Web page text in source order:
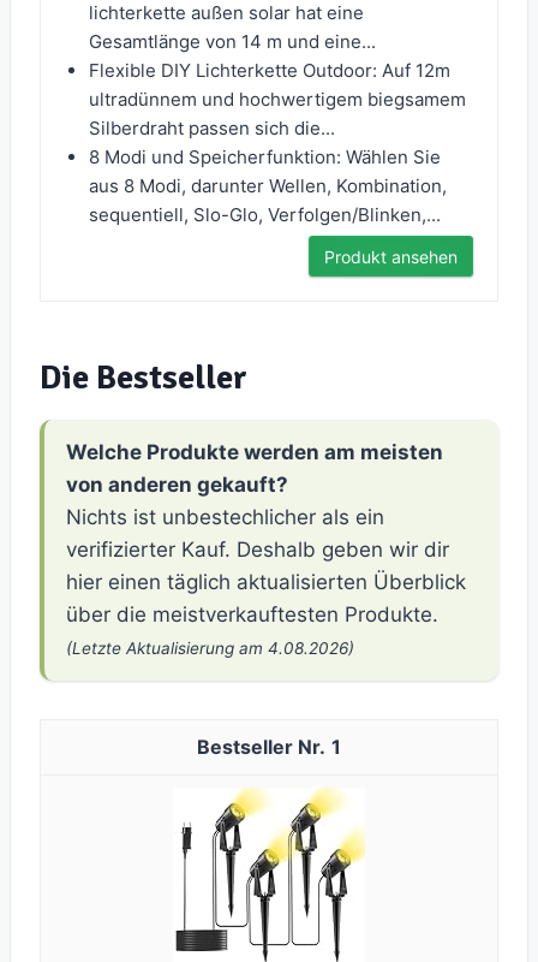
lichterkette außen solar hat eine
Gesamtlänge von 14 m und eine...
Flexible DIY Lichterkette Outdoor: Auf 12m
ultradünnem und hochwertigem biegsamem
Silberdraht passen sich die...
8 Modi und Speicherfunktion: Wählen Sie
aus 8 Modi, darunter Wellen, Kombination,
sequentiell, Slo-Glo, Verfolgen/Blinken,...
Produkt ansehen
Die Bestseller
Welche Produkte werden am meisten
von anderen gekauft?
Nichts ist unbestechlicher als ein
verifizierter Kauf. Deshalb geben wir dir
hier einen täglich aktualisierten Überblick
über die meistverkauftesten Produkte.
(Letzte Aktualisierung am 4.08.2026)
1